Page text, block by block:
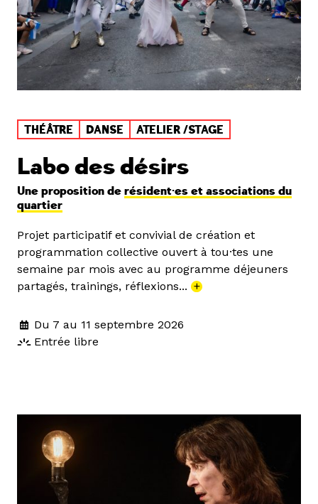
THÉÂTRE DANSE ATELIER /STAGE
Labo des désirs
Une proposition de résident·es et associations du
quartier
Projet participatif et convivial de création et
programmation collective ouvert à tou·tes une
semaine par mois avec au programme déjeuners
partagés, trainings, réflexions... +
Du 7 au 11 septembre 2026
Entrée libre